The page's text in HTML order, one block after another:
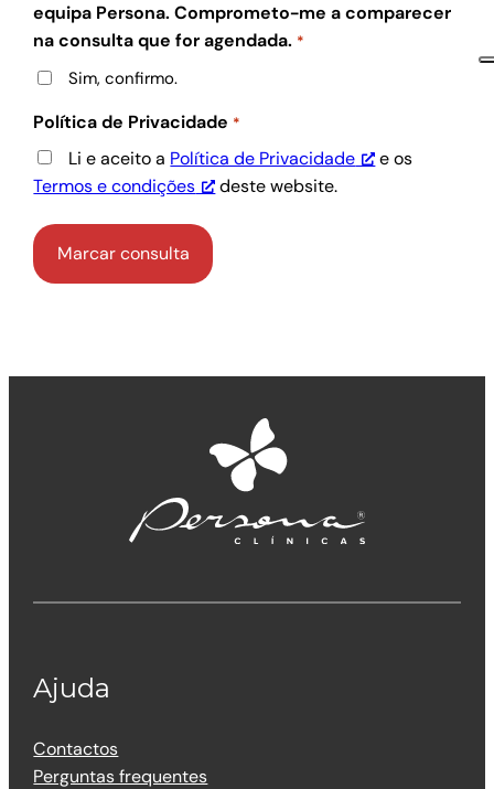
equipa Persona. Comprometo-me a comparecer
na consulta que for agendada. *
Sim, confirmo.
Política de Privacidade *
Li e aceito a Política de Privacidade
e os
Termos e condições
deste website.
Ajuda
Contactos
Perguntas frequentes